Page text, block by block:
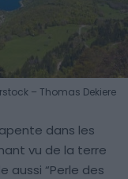
– Thomas Dekiere
dans les
vu de la terre
aussi “Perle des